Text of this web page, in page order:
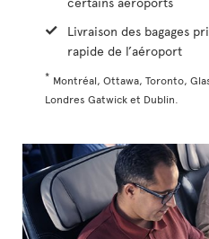
Livraison des bagages
rapide de l’aéroport
* Montréal, Ottawa, Toronto,
Londres Gatwick et Dublin.